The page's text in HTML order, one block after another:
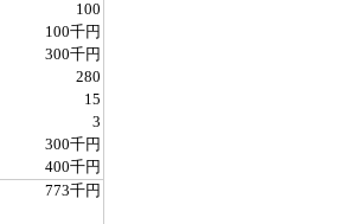
100
100千円
300千円
280
15
3
300千円
400千円
773千円